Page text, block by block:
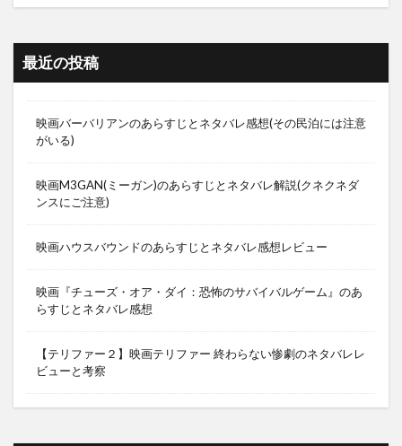
最近の投稿
映画バーバリアンのあらすじとネタバレ感想(その民泊には注意
がいる)
映画M3GAN(ミーガン)のあらすじとネタバレ解説(クネクネダ
ンスにご注意)
映画ハウスバウンドのあらすじとネタバレ感想レビュー
映画『チューズ・オア・ダイ：恐怖のサバイバルゲーム』のあ
らすじとネタバレ感想
【テリファー２】映画テリファー 終わらない惨劇のネタバレレ
ビューと考察